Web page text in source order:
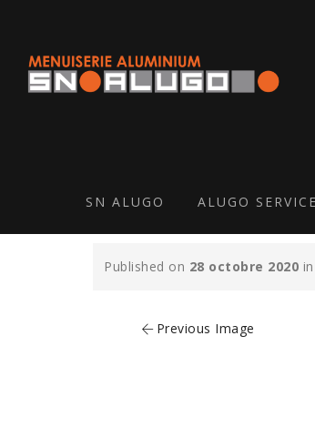
SN ALUGO ALUGO
Published on 28 octobre 2020 in
Previous Image